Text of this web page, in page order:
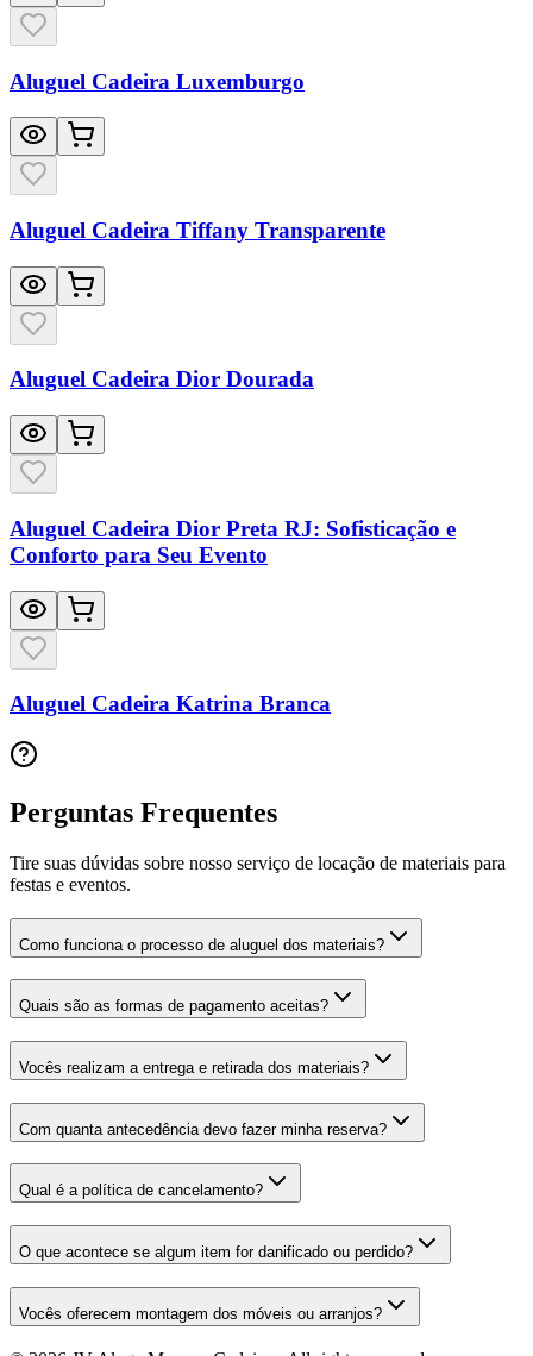
Aluguel Cadeira Luxemburgo
Aluguel Cadeira Tiffany Transparente
Aluguel Cadeira Dior Dourada
Aluguel Cadeira Dior Preta RJ: Sofisticação e
Conforto para Seu Evento
Aluguel Cadeira Katrina Branca
Perguntas Frequentes
Tire suas dúvidas sobre nosso serviço de locação de materiais para
festas e eventos.
Como funciona o processo de aluguel dos materiais?
Quais são as formas de pagamento aceitas?
Vocês realizam a entrega e retirada dos materiais?
Com quanta antecedência devo fazer minha reserva?
Qual é a política de cancelamento?
O que acontece se algum item for danificado ou perdido?
Vocês oferecem montagem dos móveis ou arranjos?